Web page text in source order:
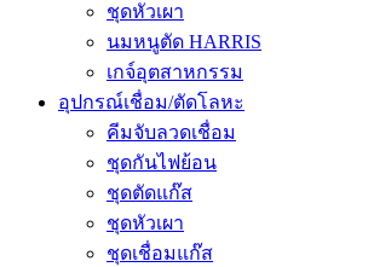
ชุดหัวเผา
นมหนูตัด HARRIS
เกจ์อุตสาหกรรม
อุปกรณ์เชื่อม/ตัดโลหะ
คีมจับลวดเชื่อม
ชุดกันไฟย้อน
ชุดตัดแก๊ส
ชุดหัวเผา
ชุดเชื่อมแก๊ส